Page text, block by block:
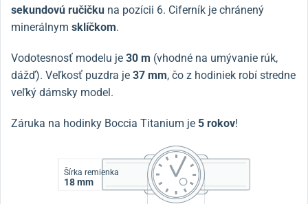
sekundovú ručičku na pozícii 6. Ciferník je chránený
minerálnym sklíčkom.
Vodotesnosť modelu je 30 m (vhodné na umývanie rúk,
dážď). Veľkosť puzdra je 37 mm, čo z hodiniek robí stredne
veľký dámsky model.
Záruka na hodinky Boccia Titanium je 5 rokov!
Šírka remienka
18 mm